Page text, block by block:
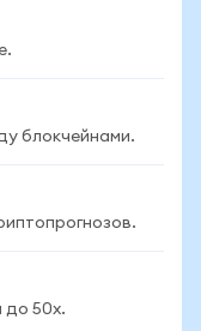
блокчейнами.
до 50x.